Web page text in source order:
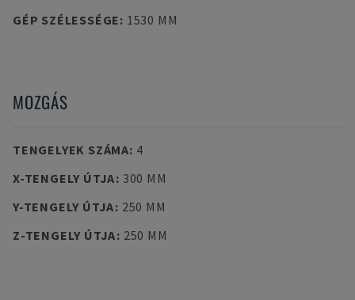
GÉP SZÉLESSÉGE: 1530 MM
MOZGÁS
TENGELYEK SZÁMA: 4
X-TENGELY ÚTJA: 300 MM
Y-TENGELY ÚTJA: 250 MM
Z-TENGELY ÚTJA: 250 MM